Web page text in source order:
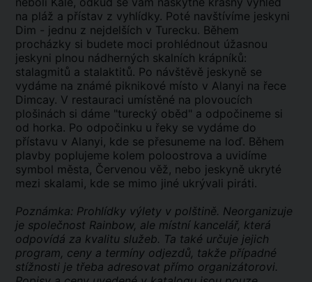
na pláž a přístav z vyhlídky. Poté navštívíme jeskyni
Dim - jednu z nejdelších v Turecku. Během
procházky si budete moci prohlédnout úžasnou
jeskyni plnou nádherných skalních krápníků:
stalagmitů a stalaktitů. Po návštěvě jeskyně se
vydáme na známé piknikové místo v Alanyi na řece
Dimcay. V restauraci umístěné na plovoucích
plošinách si dáme "turecký oběd" a odpočineme si
od horka. Po odpočinku u řeky se vydáme do
přístavu v Alanyi, kde se přesuneme na loď. Během
plavby poplujeme kolem poloostrova a uvidíme
symbol města, Červenou věž, nebo jeskyně ukryté
mezi skalami, kde se mimo jiné ukrývali piráti.
Poznámka: Prohlídky výlety v polštině. Neorganizuje
je společnost Rainbow, ale místní kancelář, která
odpovídá za kvalitu služeb. Ta také určuje jejich
program, ceny a termíny odjezdů, takže případné
stížnosti je třeba adresovat přímo organizátorovi.